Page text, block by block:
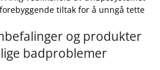
tiltak for å unngå tette⁣
og produkter
badproblemer